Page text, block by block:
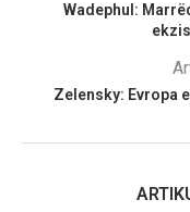
Wadephul:
Zelensky: Evropa